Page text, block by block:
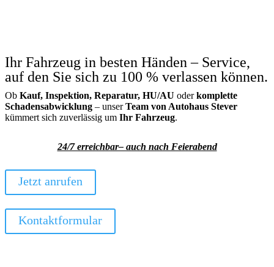
Ihr Fahrzeug in besten Händen – Service,
auf den Sie sich zu 100 % verlassen können.
Ob Kauf, Inspektion, Reparatur, HU/AU oderkomplette
Schadensabwicklung – unserTeam von Autohaus Stever
kümmert sich zuverlässig um Ihr Fahrzeug.
24/7 erreichbar– auch nach Feierabend
Jetzt anrufen
Kontaktformular